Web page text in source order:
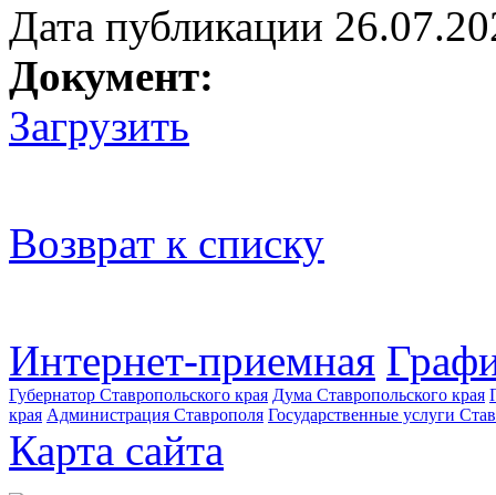
Дата публикации
Документ:
Загрузить
Возврат к списку
Интернет-приемная
Губернатор Ставропольского края Дума Ставропольского края
края Администрация Ставрополя Государственные услуги
Карта сайта